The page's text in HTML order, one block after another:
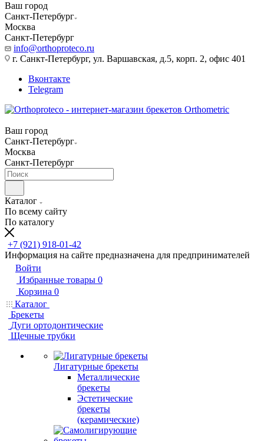
Ваш город
Санкт-Петербург
Москва
Санкт-Петербург
info@orthoproteco.ru
г. Санкт-Петербург, ул. Варшавская, д.5, корп. 2, офис 401
Вконтакте
Telegram
Ваш город
Санкт-Петербург
Москва
Санкт-Петербург
Каталог
По всему сайту
По каталогу
+7 (921) 918-01-42
Информация на сайте предназначена для предпринимателей
Войти
Избранные товары 0
Корзина 0
Каталог
Брекеты
Дуги ортодонтические
Щечные трубки
Лигатурные брекеты
Металлические
брекеты
Эстетические
брекеты
(керамические)